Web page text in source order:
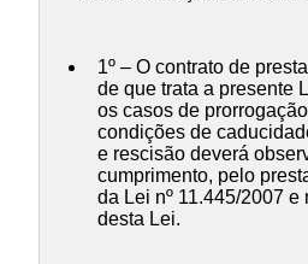
1º – O contrato de
de que trata a presente
os casos de
condições de
e rescisão deverá
cumprimento, pelo
da Lei nº 11.445/2007 e
desta Lei.